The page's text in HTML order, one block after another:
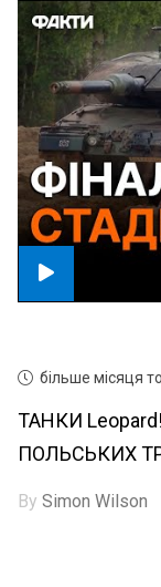
більше місяця
ТАНКИ
ПОЛЬСЬКИХ
BySimon Wilson